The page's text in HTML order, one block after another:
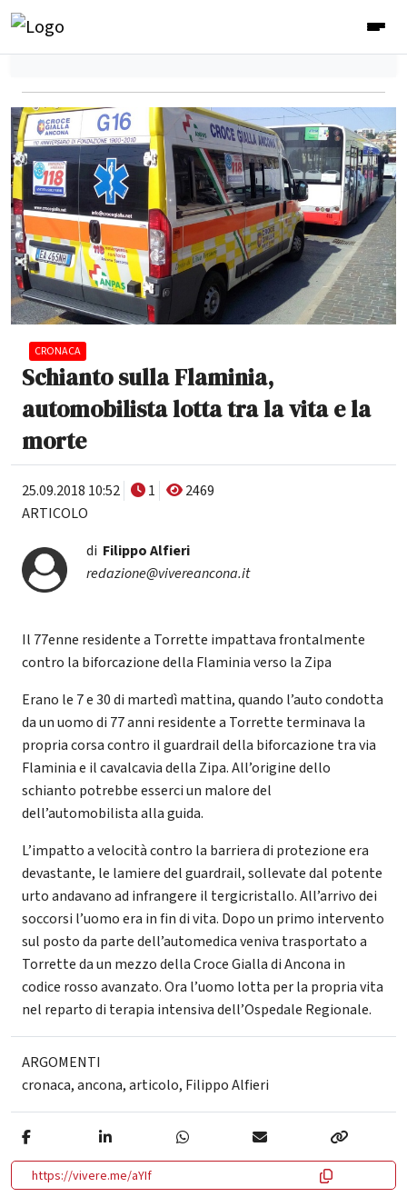
CRONACA
Schianto sulla Flaminia,
automobilista lotta tra la vita e la
morte
25.09.2018 10:52 1
2469
ARTICOLO
di Filippo Alfieri
redazione@vivereancona.it
Il 77enne residente a Torrette impattava frontalmente
contro la biforcazione della Flaminia verso la Zipa
Erano le 7 e 30 di martedì mattina, quando l’auto condotta
da un uomo di 77 anni residente a Torrette terminava la
propria corsa contro il guardrail della biforcazione tra via
Flaminia e il cavalcavia della Zipa. All’origine dello
schianto potrebbe esserci un malore del
dell’automobilista alla guida.
L’impatto a velocità contro la barriera di protezione era
devastante, le lamiere del guardrail, sollevate dal potente
urto andavano ad infrangere il tergicristallo. All’arrivo dei
soccorsi l’uomo era in fin di vita. Dopo un primo intervento
sul posto da parte dell’automedica veniva trasportato a
Torrette da un mezzo della Croce Gialla di Ancona in
codice rosso avanzato. Ora l’uomo lotta per la propria vita
nel reparto di terapia intensiva dell’Ospedale Regionale.
ARGOMENTI
cronaca,ancona,articolo, Filippo Alfieri
https://vivere.me/aYIf